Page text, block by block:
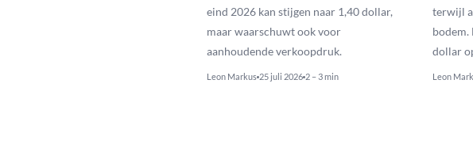
eind 2026 kan stijgen naar 1,40 dollar,
maar waarschuwt ook voor
aanhoudende verkoopdruk.
Leon Markus 25 juli 2026 2 – 3 min
terwijl
bodem.
dollar
Leon